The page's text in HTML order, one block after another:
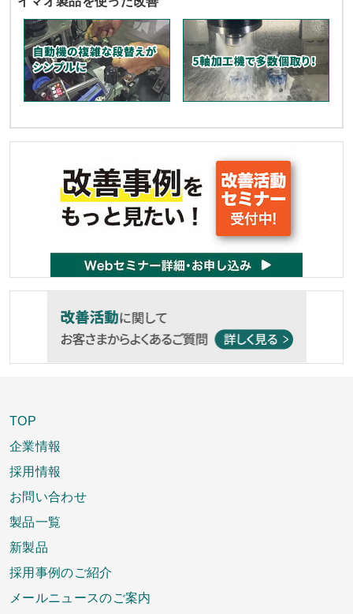
TOP
企業情報
採用情報
お問い合わせ
製品一覧
新製品
採用事例のご紹介
メールニュースのご案内